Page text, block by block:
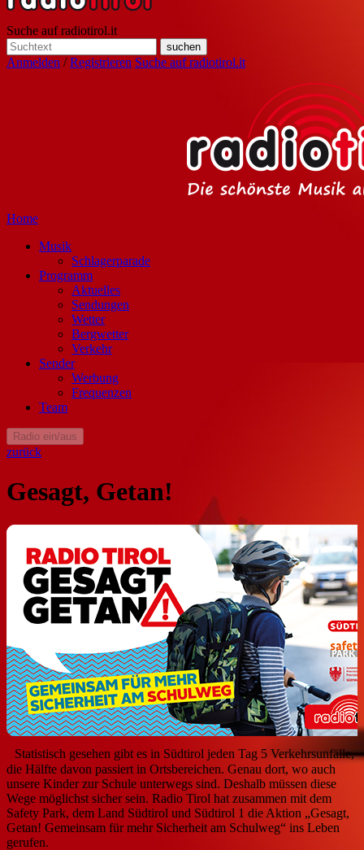
Suche auf radiotirol.it
Anmelden /Registrieren Suche auf radiotirol.it
Home
Musik
Schlagerparade
Programm
Aktuelles
Sendungen
Wetter
Bergwetter
Verkehr
Sender
Werbung
Frequenzen
Team
Radio ein/aus
zurück
Gesagt, Getan!
Statistisch gesehen gibt es in Südtirol jeden Tag 5 Verkehrsunfälle,
die Hälfte davon passiert in Ortsbereichen. Genau dort, wo auch
unsere Kinder zur Schule unterwegs sind. Deshalb müssen diese
Wege möglichst sicher sein. Radio Tirol hat zusammen mit dem
Safety Park, dem Land Südtirol und Südtirol 1 die Aktion „Gesagt,
Getan! Gemeinsam für mehr Sicherheit am Schulweg“ ins Leben
gerufen.